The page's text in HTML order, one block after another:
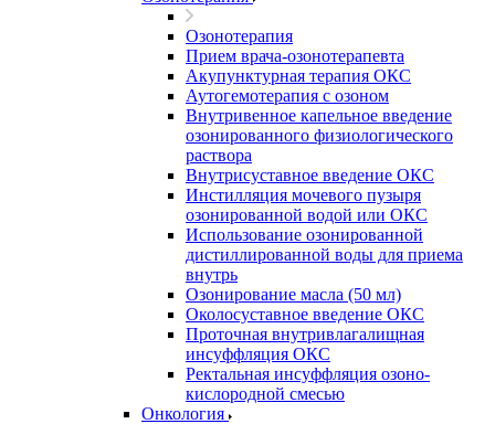
Озонотерапия
Прием врача-озонотерапевта
Акупунктурная терапия ОКС
Аутогемотерапия с озоном
Внутривенное капельное введение
озонированного физиологического
раствора
Внутрисуставное введение ОКС
Инстилляция мочевого пузыря
озонированной водой или ОКС
Использование озонированной
дистиллированной воды для приема
внутрь
Озонирование масла (50 мл)
Околосуставное введение ОКС
Проточная внутривлагалищная
инсуффляция ОКС
Ректальная инсуффляция озоно-
кислородной смесью
Онкология